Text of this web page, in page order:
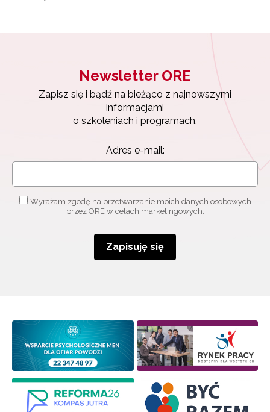
Newsletter ORE
Zapisz się i bądź na bieżąco z najnowszymi
informacjami
o szkoleniach i programach.
Adres e-mail:
Wyrażam zgodę na przetwarzanie moich danych osobowych
przez ORE w celach marketingowych.
Zapisuję się